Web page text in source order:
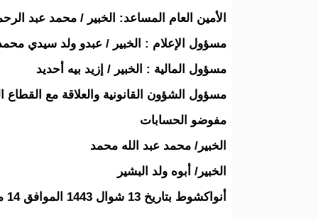
الأمين العام المساعد: الخبير / محمد عبد
مسؤول الإعلام : الخبير / عبدو ولد سيدي
مسؤول المالية : الخبير / إزيد بيه أحديد
مسؤول الشؤون القانونية والعلاقة مع القطاع
مفوضو الحسابات
الخبير/ محمد عبد الله محمد
الخبير/ أبوه ولد البشير
أنواكشوط بتاريخ 13 شوال 1443 الموافق 14 مايو 2022